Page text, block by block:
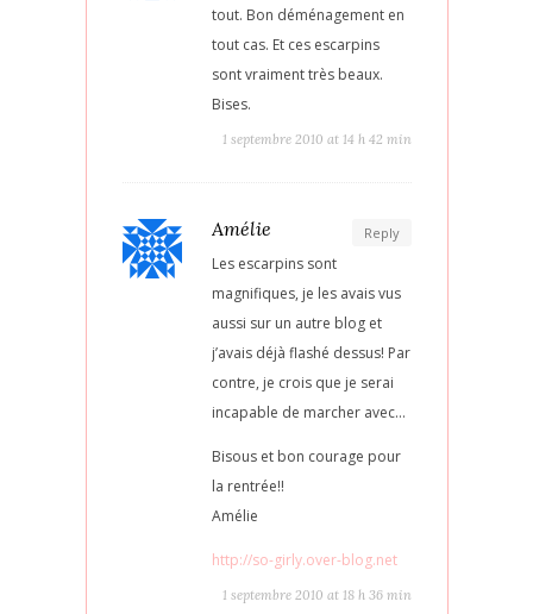
tout. Bon déménagement en
tout cas. Et ces escarpins
sont vraiment très beaux.
Bises.
1 septembre 2010 at 14 h 42 min
Reply
Amélie
Les escarpins sont
magnifiques, je les avais vus
aussi sur un autre blog et
j’avais déjà flashé dessus! Par
contre, je crois que je serai
incapable de marcher avec…
Bisous et bon courage pour
la rentrée!!
Amélie
http://so-girly.over-blog.net
1 septembre 2010 at 18 h 36 min